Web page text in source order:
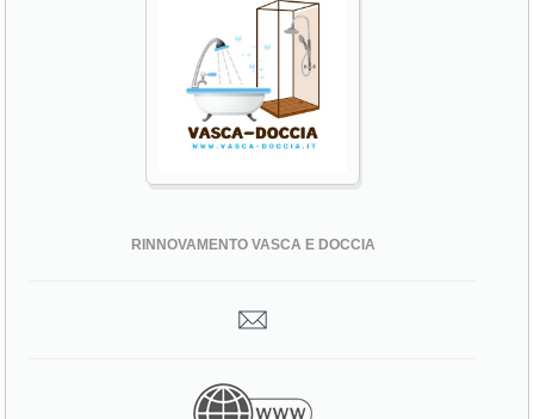
RINNOVAMENTO VASCA E DOCCIA